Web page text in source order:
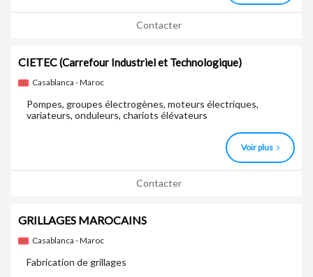
Contacter
CIETEC(Carrefour Industriel et Technologique)
Casablanca - Maroc
Pompes, groupes électrogènes, moteurs électriques,
variateurs, onduleurs, chariots élévateurs
Voir plus
Contacter
GRILLAGES MAROCAINS
Casablanca - Maroc
Fabrication de grillages